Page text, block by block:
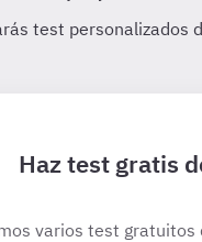
Haz test gratis
varios test gratuitos